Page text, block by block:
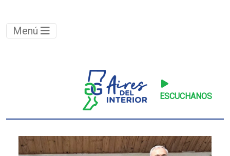
Menú
ESCUCHANOS